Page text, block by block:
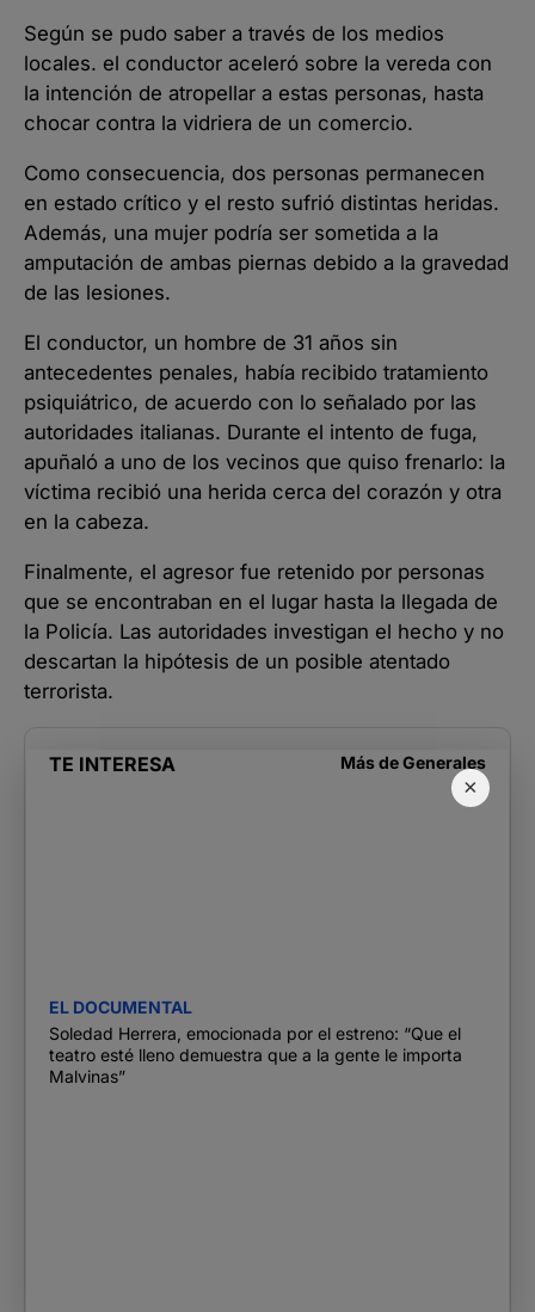
×
Según se pudo saber a través de los medios
locales. el conductor aceleró sobre la vereda con
la intención de atropellar a estas personas, hasta
chocar contra la vidriera de un comercio.
Como consecuencia, dos personas permanecen
en estado crítico y el resto sufrió distintas heridas.
Además, una mujer podría ser sometida a la
amputación de ambas piernas debido a la gravedad
de las lesiones.
El conductor, un hombre de 31 años sin
antecedentes penales, había recibido tratamiento
psiquiátrico, de acuerdo con lo señalado por las
autoridades italianas. Durante el intento de fuga,
apuñaló a uno de los vecinos que quiso frenarlo: la
víctima recibió una herida cerca del corazón y otra
en la cabeza.
Finalmente, el agresor fue retenido por personas
que se encontraban en el lugar hasta la llegada de
la Policía. Las autoridades investigan el hecho y no
descartan la hipótesis de un posible atentado
terrorista.
TE INTERESA Más deGenerales
EL DOCUMENTAL
Soledad Herrera, emocionada por el estreno: “Que el
teatro esté lleno demuestra que a la gente le importa
Malvinas”